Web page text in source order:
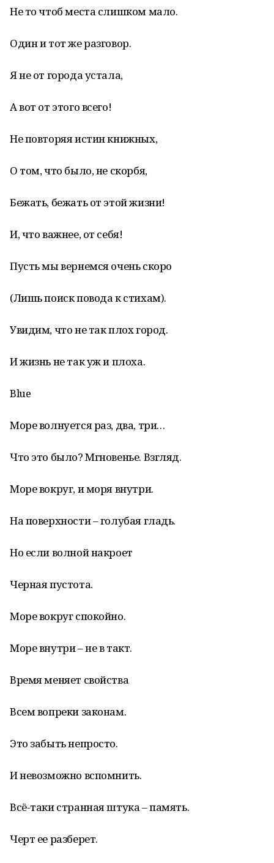
Не то чтоб места слишком мало.
Один и тот же разговор.
Я не от города устала,
А вот от этого всего!
Не повторяя истин книжных,
О том, что было, не скорбя,
Бежать, бежать от этой жизни!
И, что важнее, от себя!
Пусть мы вернемся очень скоро
(Лишь поиск повода к стихам).
Увидим, что не так плох город.
И жизнь не так уж и плоха.
Blue
Море волнуется раз, два, три…
Что это было? Мгновенье. Взгляд.
Море вокруг, и моря внутри.
На поверхности – голубая гладь.
Но если волной накроет
Черная пустота.
Море вокруг спокойно.
Море внутри – не в такт.
Время меняет свойства
Всем вопреки законам.
Это забыть непросто.
И невозможно вспомнить.
Всё-таки странная штука – память.
Черт ее разберет.